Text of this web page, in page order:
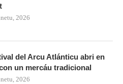
2026
del Arcu Atlánticu abri en
un mercáu tradicional
2026